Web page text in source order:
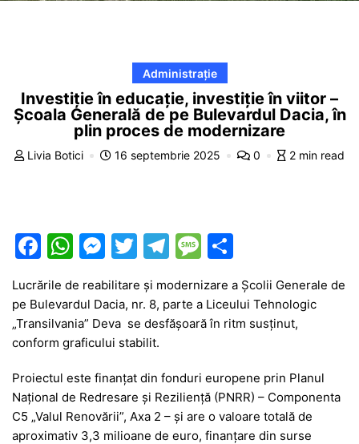
Administrație
Investiție în educație, investiție în viitor –
Școala Generală de pe Bulevardul Dacia, în
plin proces de modernizare
Livia Botici 16 septembrie 2025 0 2 min read
F
a
c
e
b
o
o
k
W
at
s
A
p
p
M
e
s
s
e
n
g
er
T
w
itt
er
T
e
gr
m
M
e
s
s
g
e
ta
je
z
ă
Lucrările de reabilitare și modernizare a Școlii Generale de
pe Bulevardul Dacia, nr. 8, parte a Liceului Tehnologic
„Transilvania” Deva se desfășoară în ritm susținut,
conform graficului stabilit.
Proiectul este finanțat din fonduri europene prin Planul
Național de Redresare și Reziliență (PNRR) – Componenta
C5 „Valul Renovării”, Axa 2 – și are o valoare totală de
aproximativ 3,3 milioane de euro, finanțare din surse